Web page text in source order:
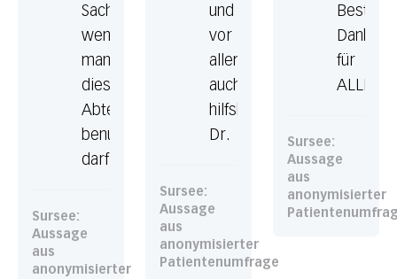
Sach
wenn
man
diese
Abteilung
benutzen
darf.
Sursee:
Aussage
aus
anonymisierter
und
vor
allem
auch
hilfsbereit.
Dr.
Sursee:
Aussage
aus
anonymisierter
Patientenumfrage
Besten
Dank
für
ALLES
Sursee:
Aussage
aus
anonymisierter